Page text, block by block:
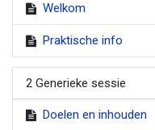
Welkom
Praktische info
2 Generieke sessie
Doelen en inhouden